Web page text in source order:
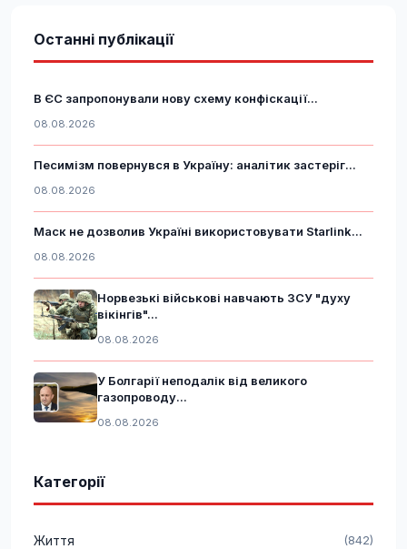
Останні публікації
В ЄС запропонували нову схему конфіскації...
08.08.2026
Песимізм повернувся в Україну: аналітик застеріг...
08.08.2026
Маск не дозволив Україні використовувати Starlink...
08.08.2026
Норвезькі військові навчають ЗСУ "духу
вікінгів"...
08.08.2026
У Болгарії неподалік від великого
газопроводу...
08.08.2026
Категорії
Життя (842)